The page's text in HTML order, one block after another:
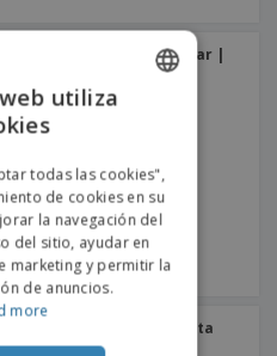
Chicle - Menta | Sin Azúcar |
Rectangular | Blister
Mentos™ Mint | Mini | Lata
Hinged
SPANISH
utiliza
todas las cookies",
de cookies en su
la navegación del
del sitio, ayudar en
marketing y permitir la
de anuncios.
more